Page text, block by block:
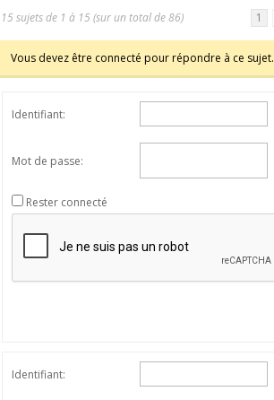
15 sujets de 1 à 15 (sur un total de 86) 1
Vous devez être connecté pour répondre à ce sujet.
Identifiant:
Mot de passe:
Rester connecté
Identifiant: